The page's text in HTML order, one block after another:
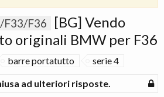
F33/F36
[BG] Vendo
originali BMW per F36
barre portatutto serie 4
ad ulteriori risposte.